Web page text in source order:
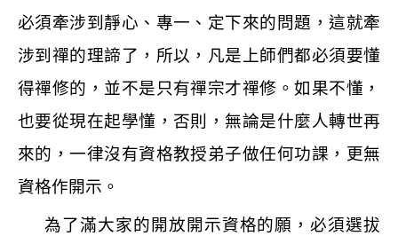
必須牽涉到靜心、專一、定下來的問題，這就牽
涉到禪的理諦了，所以，凡是上師們都必須要懂
得禪修的，並不是只有禪宗才禪修。如果不懂，
也要從現在起學懂，否則，無論是什麼人轉世再
來的，一律沒有資格教授弟子做任何功課，更無
資格作開示。
為了滿大家的開放開示資格的願，必須選拔